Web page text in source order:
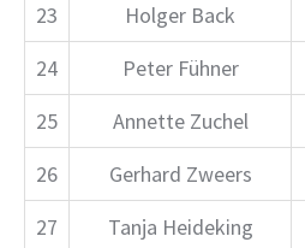
23
Holger Back
24
Peter Fühner
25
Annette Zuchel
26
Gerhard Zweers
27
Tanja Heideking